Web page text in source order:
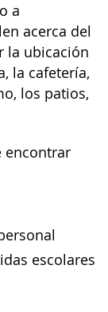
a
acerca del
la ubicación
la cafetería,
los patios,
encontrar
escolares